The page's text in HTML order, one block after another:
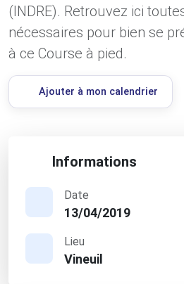
(INDRE). Retrouvez ici
nécessaires pour bien se
à ce Course à pied.
Ajouter à mon calendrier
Informations
Date
13/04/2019
Lieu
Vineuil